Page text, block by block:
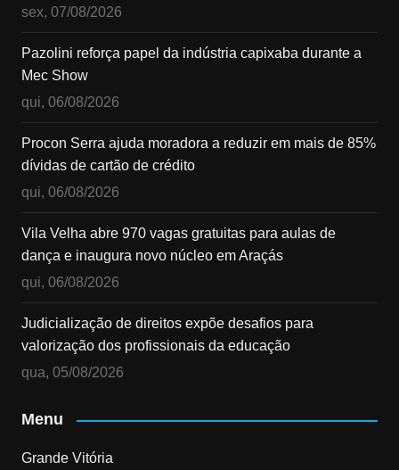
sex, 07/08/2026
Pazolini reforça papel da indústria capixaba durante a
Mec Show
qui, 06/08/2026
Procon Serra ajuda moradora a reduzir em mais de 85%
dívidas de cartão de crédito
qui, 06/08/2026
Vila Velha abre 970 vagas gratuitas para aulas de
dança e inaugura novo núcleo em Araçás
qui, 06/08/2026
Judicialização de direitos expõe desafios para
valorização dos profissionais da educação
qua, 05/08/2026
Menu
Grande Vitória